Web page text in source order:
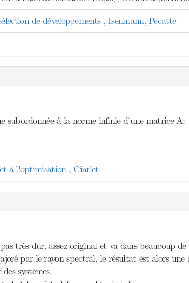
de développements , Isenmann, Pecatte
subordonnée à la norme infinie d'une matrice A:
à l'optimisation , Ciarlet
très dur, assez original et va dans beaucoup de
par le rayon spectral, le résultat est alors une
systèmes.